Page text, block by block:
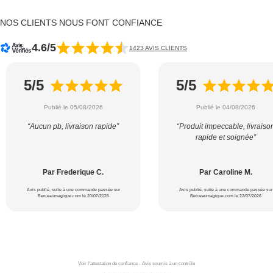
NOS CLIENTS NOUS FONT CONFIANCE
4.6/5 1423 AVIS CLIENTS
5/5
Publié le 05/08/2026
“Aucun pb, livraison rapide”
Par Frederique C.
Avis publié, suite à une commande passée sur
Berceaumagique.com le 20/07/2026
5/5
Publié le 04/08/2026
“Produit impeccable,
rapide et soignée”
Par Caroline M.
Avis publié, suite à une commande passée sur
Berceaumagique.com le 22/07/2026
Voir l'attestation de confiance - Avis soumis à un contrôle